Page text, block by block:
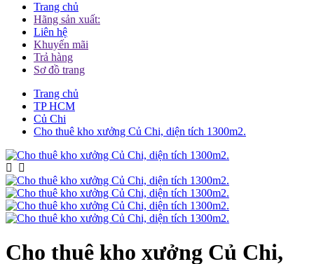
Trang chủ
Hãng sản xuất:
Liên hệ
Khuyến mãi
Trả hàng
Sơ đồ trang
Trang chủ
TP HCM
Củ Chi
Cho thuê kho xưởng Củ Chi, diện tích 1300m2.
Cho thuê kho xưởng Củ Chi,